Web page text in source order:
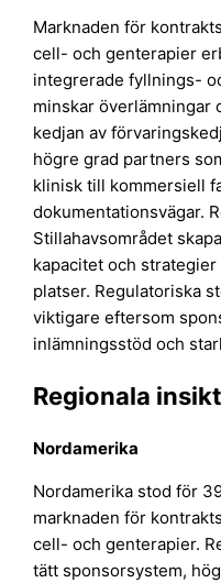
Marknaden för
cell- och genterapier
integrerade fyllnings-
minskar överlämningar
kedjan av
högre grad partners
klinisk till kommersiell
dokumentationsvägar.
Stillahavsområdet
kapacitet och
platser. Regulatoriska
viktigare eftersom
inlämningsstöd och
Regionala
Nordamerika
Nordamerika stod för
marknaden för
cell- och genterapier.
tätt sponsorsystem,